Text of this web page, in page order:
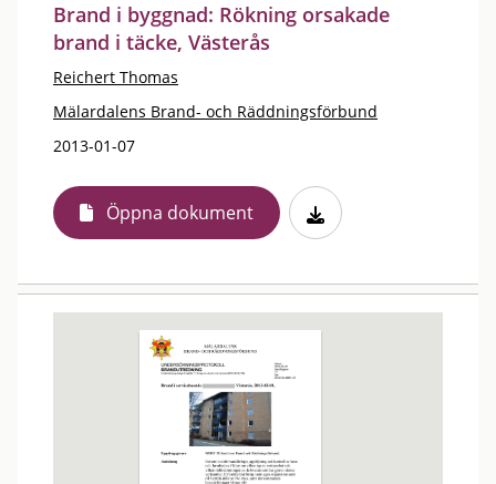
Brand i byggnad: Rökning orsakade
brand i täcke, Västerås
Reichert Thomas
Mälardalens Brand- och Räddningsförbund
2013-01-07
Öppna dokument